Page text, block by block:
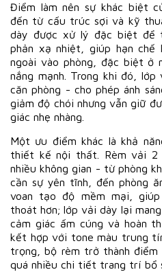
Điểm làm nên sự khác biệt
đến từ cấu trúc sợi và kỹ
dày được xử lý đặc biệt để
phản xạ nhiệt, giúp hạn
ngoài vào phòng, đặc biệt ở
nắng mạnh. Trong khi đó, lớp
căn phòng - cho phép ánh
giảm độ chói nhưng vẫn giữ
giác nhẹ nhàng.
Một ưu điểm khác là khả
thiết kế nội thất. Rèm vải 2
nhiều không gian - từ phòng
cần sự yên tĩnh, đến phòng
voan tạo độ mềm mại,
thoát hơn; lớp vải dày lại
cảm giác ấm cúng và hoàn
kết hợp với tone màu trung
trọng, bộ rèm trở thành điểm
quá nhiều chi tiết trang trí bổ